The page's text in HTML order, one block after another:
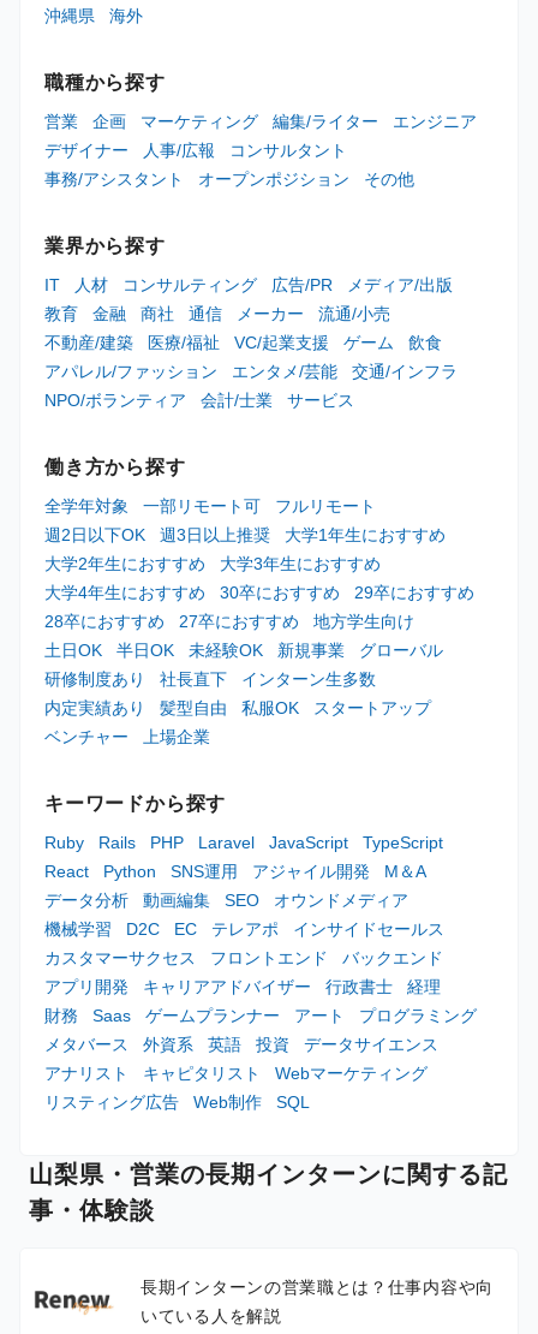
沖縄県 海外
職種から探す
営業 企画 マーケティング 編集/ライター
エンジニア
デザイナー
人事/広報
コンサルタント
事務/アシスタント
オープンポジション その他
業界から探す
IT 人材 コンサルティング 広告/PR
メディア/出版
教育
金融 商社 通信 メーカー
流通/小売
不動産/建築
医療/福祉 VC/起業支援 ゲーム
飲食
アパレル/ファッション
エンタメ/芸能
交通/インフラ
NPO/ボランティア
会計/士業 サービス
働き方から探す
全学年対象 一部リモート可
フルリモート
週2日以下OK
週3日以上推奨
大学1年生におすすめ
大学2年生におすすめ
大学3年生におすすめ
大学4年生におすすめ
30卒におすすめ
29卒におすすめ
28卒におすすめ
27卒におすすめ
地方学生向け
土日OK
半日OK 未経験OK 新規事業
グローバル
研修制度あり
社長直下
インターン生多数
内定実績あり
髪型自由 私服OK
スタートアップ
ベンチャー
上場企業
キーワードから探す
Ruby Rails PHP Laravel JavaScript
TypeScript
React
Python SNS運用 アジャイル開発
M＆A
データ分析
動画編集 SEO
オウンドメディア
機械学習
D2C EC テレアポ
インサイドセールス
カスタマーサクセス
フロントエンド
バックエンド
アプリ開発
キャリアアドバイザー 行政書士
経理
財務
Saas ゲームプランナー アート
プログラミング
メタバース
外資系 英語 投資
データサイエンス
アナリスト
キャピタリスト
Webマーケティング
リスティング広告
Web制作 SQL
山梨県・営業の長期インターンに関する記
事・体験談
長期インターンの営業職とは？仕事内容や向
いている人を解説